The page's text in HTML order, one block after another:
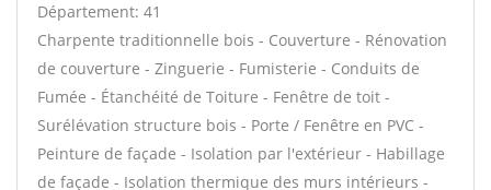
Département: 41
Charpente traditionnelle bois - Couverture - Rénovation
de couverture - Zinguerie - Fumisterie - Conduits de
Fumée - Étanchéité de Toiture - Fenêtre de toit -
Surélévation structure bois - Porte / Fenêtre en PVC -
Peinture de façade - Isolation par l'extérieur - Habillage
de façade - Isolation thermique des murs intérieurs -